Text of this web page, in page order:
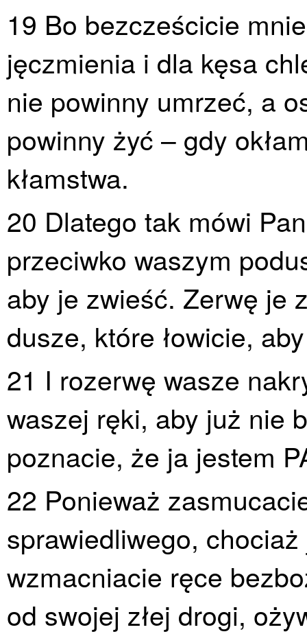
19 Bo bezcześcicie
jęczmienia i dla kęsa
nie powinny umrzeć, a
powinny żyć – gdy
kłamstwa.
20 Dlatego tak mówi
przeciwko waszym
aby je zwieść. Zerwę je
dusze, które łowicie,
21 I rozerwę wasze
waszej ręki, aby już nie
poznacie, że ja jestem
22 Ponieważ
sprawiedliwego,
wzmacniacie ręce
od swojej złej drogi,